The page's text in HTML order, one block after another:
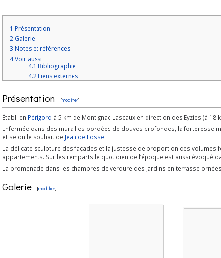
1 Présentation
2 Galerie
3 Notes et références
4 Voir aussi
4.1 Bibliographie
4.2Liens externes
Présentation [modifier]
Établi en Périgord à 5 km de Montignac-Lascaux en direction des Eyzies (à 18
Enfermée dans des murailles bordées de douves profondes, la forteresse
et selon le souhait de Jean de Losse.
La délicate sculpture des façades et la justesse de proportion des
appartements. Sur les remparts le quotidien de l’époque est aussi évoqué
La promenade dans les chambres de verdure des Jardins en terrasse
Galerie [modifier]